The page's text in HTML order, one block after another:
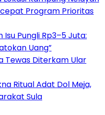
Program Prioritas
Isu Pungli Rp3–5 Juta:
Uang”
Tewas Diterkam Ular
Ritual Adat Dol Meja,
Sula